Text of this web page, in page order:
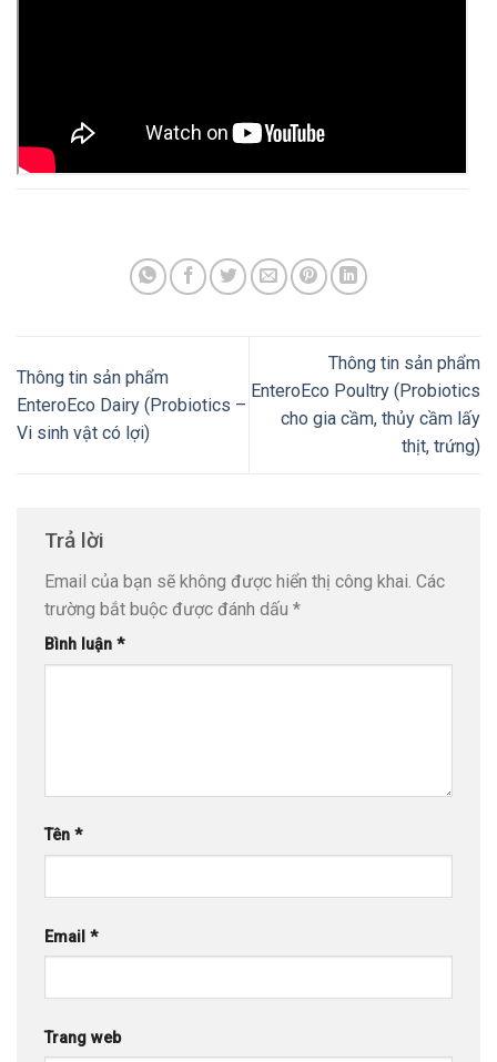
Thông tin sản phẩm
EnteroEco Dairy (Probiotics –
Vi sinh vật có lợi)
Thông tin sản phẩm
EnteroEco Poultry (Probiotics
cho gia cầm, thủy cầm lấy
thịt, trứng)
Trả lời
Email của bạn sẽ không được hiển thị công khai. Các
trường bắt buộc được đánh dấu *
Bình luận *
Tên *
Email *
Trang web